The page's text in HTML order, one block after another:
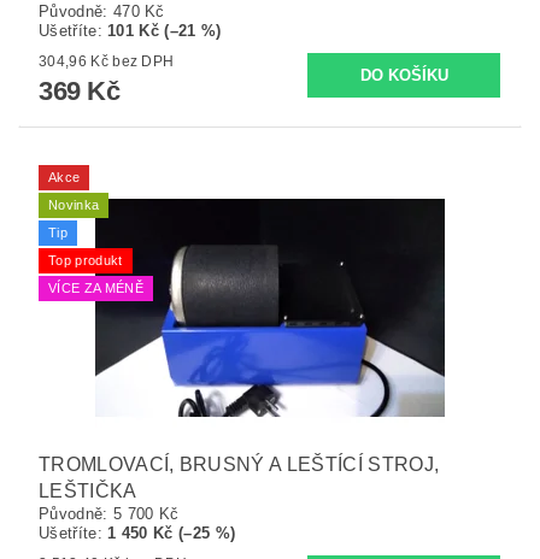
Původně: 470 Kč
Ušetříte: 101 Kč (–21 %)
304,96 Kč bez DPH
369 Kč
Akce
Novinka
Tip
Top produkt
VÍCE ZA MÉNĚ
TROMLOVACÍ, BRUSNÝ A LEŠTÍCÍ STROJ,
LEŠTIČKA
Původně: 5 700 Kč
Ušetříte: 1 450 Kč (–25 %)